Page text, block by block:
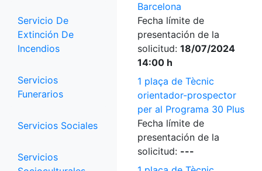
Servicio De
Extinción De
Incendios
Servicios
Funerarios
Servicios Sociales
Servicios
Barcelona
Fecha límite de
presentación de la
solicitud: 18/07/2024
14:00 h
1 plaça de Tècnic
orientador-prospector
per al Programa 30 Plus
Fecha límite de
presentación de la
solicitud: ---